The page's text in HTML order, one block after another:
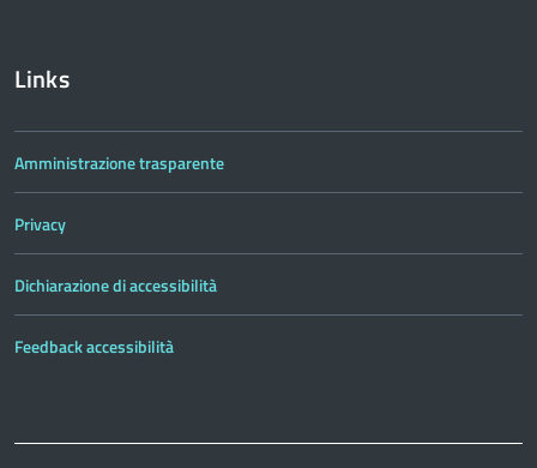
Links
Amministrazione trasparente
Privacy
Dichiarazione di accessibilità
Feedback accessibilità